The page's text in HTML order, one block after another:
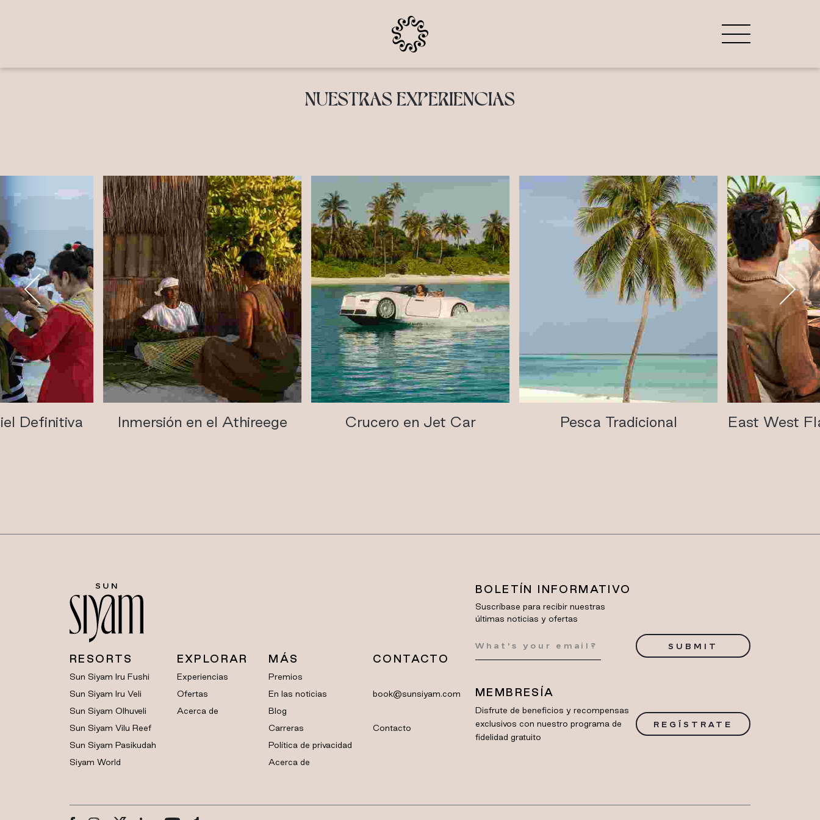
NUESTRAS EXPERIENCIAS
Definitiva Inmersión en el Athireege Crucero en Jet Car Pesca Tradicional East West
RESORTS
Sun Siyam Iru Fushi
Sun Siyam Iru Veli
Sun Siyam Olhuveli
Sun Siyam Vilu Reef
Sun Siyam Pasikudah
Siyam World
EXPLORAR
Experiencias
Ofertas
Acerca de
MÁS
Premios
En las noticias
Blog
Carreras
Política de privacidad
Acerca de
CONTACTO
book@sunsiyam.com
Contacto
BOLETÍN INFORMATIVO
Suscríbase para recibir nuestras
últimas noticias y ofertas
SUBMIT
MEMBRESÍA
Disfrute de beneficios y recompensas
exclusivos con nuestro programa de
fidelidad gratuito
REGÍSTRATE